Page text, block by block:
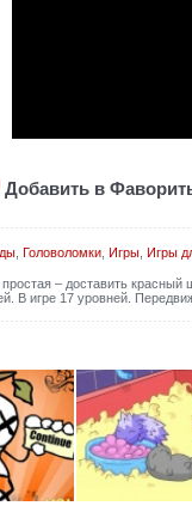
Добавить в
, Головоломки, Игры, Игры
– доставить красный
В игре 17 уровней.